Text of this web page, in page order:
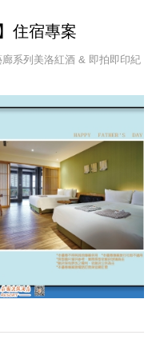
住宿專案
系列美洛紅酒 & 即拍即印紀